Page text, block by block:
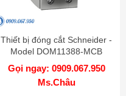
Thiết bị đóng cắt Schneider -
Model DOM11388-MCB
Gọi ngay: 0909.067.950
Ms.Châu